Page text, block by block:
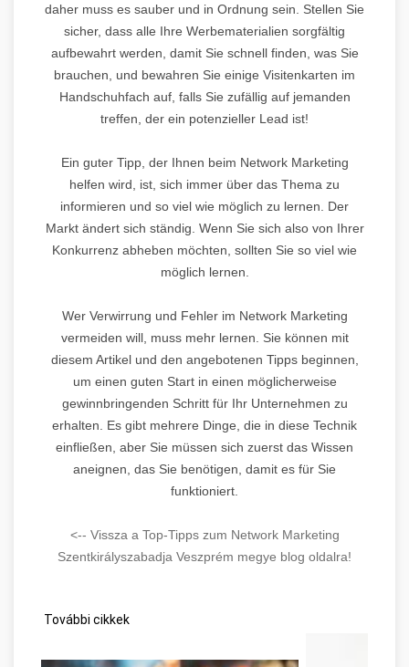
daher muss es sauber und in Ordnung sein. Stellen Sie
sicher, dass alle Ihre Werbematerialien sorgfältig
aufbewahrt werden, damit Sie schnell finden, was Sie
brauchen, und bewahren Sie einige Visitenkarten im
Handschuhfach auf, falls Sie zufällig auf jemanden
treffen, der ein potenzieller Lead ist!
Ein guter Tipp, der Ihnen beim Network Marketing
helfen wird, ist, sich immer über das Thema zu
informieren und so viel wie möglich zu lernen. Der
Markt ändert sich ständig. Wenn Sie sich also von Ihrer
Konkurrenz abheben möchten, sollten Sie so viel wie
möglich lernen.
Wer Verwirrung und Fehler im Network Marketing
vermeiden will, muss mehr lernen. Sie können mit
diesem Artikel und den angebotenen Tipps beginnen,
um einen guten Start in einen möglicherweise
gewinnbringenden Schritt für Ihr Unternehmen zu
erhalten. Es gibt mehrere Dinge, die in diese Technik
einfließen, aber Sie müssen sich zuerst das Wissen
aneignen, das Sie benötigen, damit es für Sie
funktioniert.
<-- Vissza a Top-Tipps zum Network Marketing
Szentkirályszabadja Veszprém megye blog oldalra!
További cikkek